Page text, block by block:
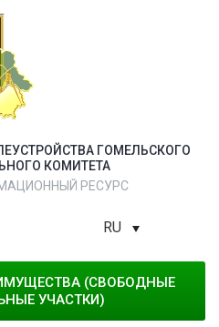
ГОМЕЛЬСКОГО
КОМИТЕТА
РЕСУРС
RU
(СВОБОДНЫЕ
УЧАСТКИ)